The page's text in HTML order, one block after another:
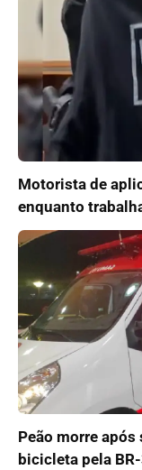
Motorista de
enquanto
Peão morre
bicicleta pela